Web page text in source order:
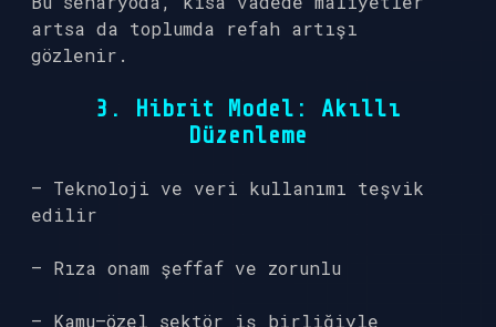
artsa da toplumda refah artışı
gözlenir.
3. Hibrit Model: Akıllı
Düzenleme
– Teknoloji ve veri kullanımı teşvik
edilir
– Rıza onam şeffaf ve zorunlu
– Kamu–özel sektör iş birliğiyle